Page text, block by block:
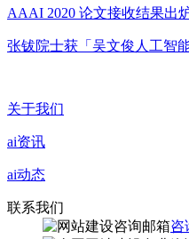
AAAI 2020 论文接收结果出
张钹院士获「吴文俊人工智
关于我们
ai资讯
ai动态
联系我们
咨